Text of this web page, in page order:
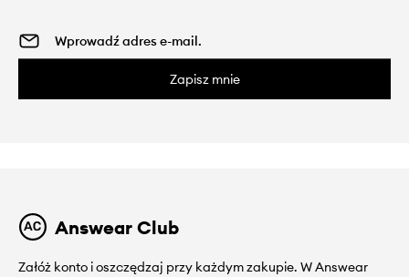
Zapisz mnie
Answear Club
Załóż konto i oszczędzaj przy każdym zakupie. W Answear